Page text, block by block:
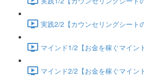
実践2/2【カウンセリングシート
マインド1/2【お金を稼ぐマイン
マインド2/2【お金を稼ぐマイン